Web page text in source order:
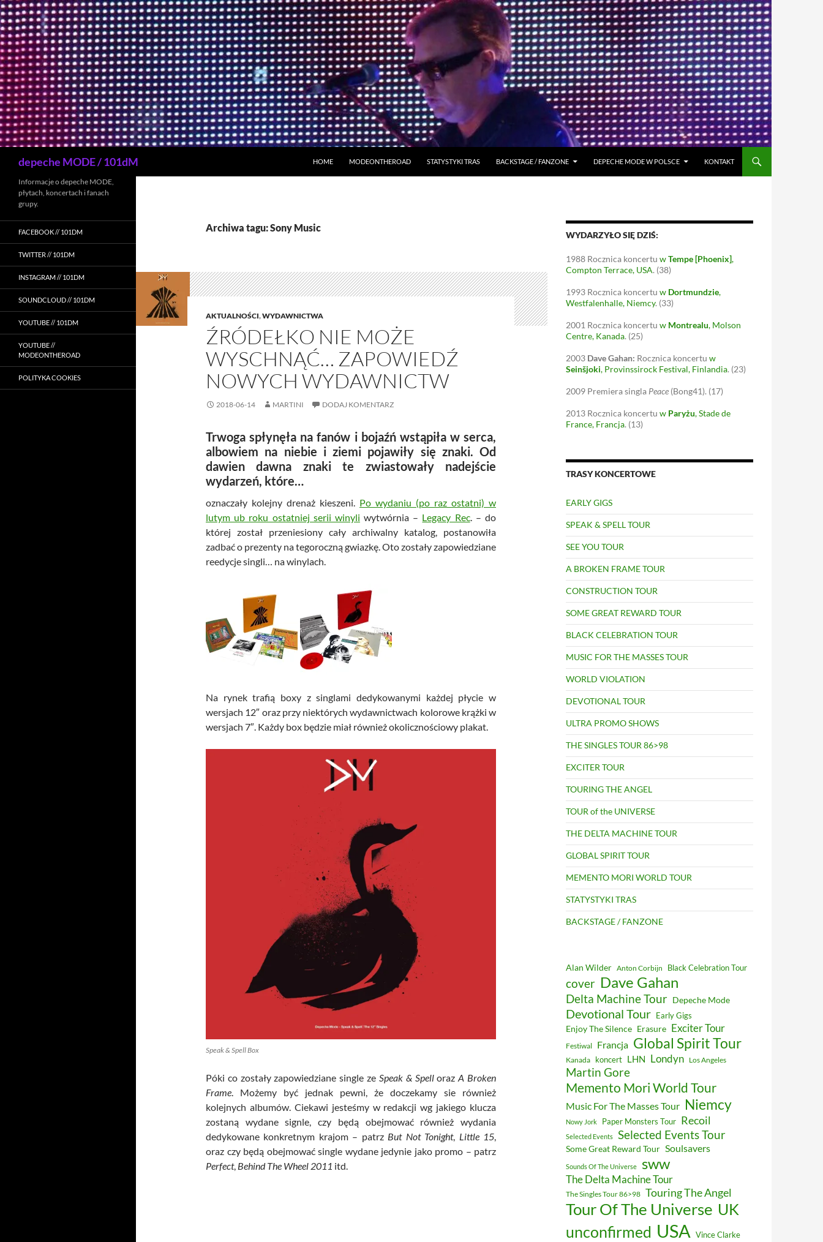
Przejdź
do
treści
depeche MODE / 101dM HOME MODEONTHEROAD STATYSTYKI TRAS BACKSTAGE / FANZONE DEPECHE MODE W POLSCE KONTAKT
Archiwa tagu: Sony Music
AKTUALNOŚCI,WYDAWNICTWA
ŹRÓDEŁKO NIE MOŻE
WYSCHNĄĆ… ZAPOWIEDŹ
NOWYCH WYDAWNICTW
2018-06-14 MARTINI DODAJ KOMENTARZ
Trwoga spłynęła na fanów i bojaźń wstąpiła w serca,
albowiem na niebie i ziemi pojawiły się znaki. Od
dawien dawna znaki te zwiastowały nadejście
wydarzeń, które…
oznaczały kolejny drenaż kieszeni. Po wydaniu (po raz ostatni) w
lutym ub roku ostatniej serii winyli wytwórnia – Legacy Rec. – do
której został przeniesiony cały archiwalny katalog, postanowiła
zadbać o prezenty na tegoroczną gwiazkę. Oto zostały zapowiedziane
reedycje singli… na winylach.
Na rynek trafią boxy z singlami dedykowanymi każdej płycie w
wersjach 12″ oraz przy niektórych wydawnictwach kolorowe krążki w
wersjach 7″. Każdy box będzie miał również okolicznościowy plakat.
Speak & Spell Box
Póki co zostały zapowiedziane single ze Speak & SpellorazA Broken
Frame. Możemy być jednak pewni, że doczekamy sie również
kolejnych albumów. Ciekawi jesteśmy w redakcji wg jakiego klucza
zostaną wydane signle, czy będą obejmować również wydania
dedykowane konkretnym krajom – patrz But Not Tonight, Little 15,
oraz czy będą obejmować single wydane jedynie jako promo – patrz
Perfect, Behind The Wheel 2011 itd.
WYDARZYŁO SIĘ DZIŚ:
1988 Rocznica koncertu wTempe [Phoenix],
Compton Terrace, USA. (38)
1993 Rocznica koncertu w Dortmundzie,
Westfalenhalle, Niemcy. (33)
2001 Rocznica koncertu w Montrealu, Molson
Centre, Kanada. (25)
2003 Dave Gahan: Rocznica koncertu w
Seinšjoki, Provinssirock Festival, Finlandia. (23)
2009 Premiera singla Peace (Bong41). (17)
2013 Rocznica koncertu w Paryżu, Stade de
France, Francja. (13)
TRASY KONCERTOWE
EARLY GIGS
SPEAK & SPELL TOUR
SEE YOU TOUR
A BROKEN FRAME TOUR
CONSTRUCTION TOUR
SOME GREAT REWARD TOUR
BLACK CELEBRATION TOUR
MUSIC FOR THE MASSES TOUR
WORLD VIOLATION
DEVOTIONAL TOUR
ULTRA PROMO SHOWS
THE SINGLES TOUR 86>98
EXCITER TOUR
TOURING THE ANGEL
TOUR of the UNIVERSE
THE DELTA MACHINE TOUR
GLOBAL SPIRIT TOUR
MEMENTO MORI WORLD TOUR
STATYSTYKI TRAS
BACKSTAGE / FANZONE
Alan Wilder Anton Corbijn Black Celebration Tour
cover Dave Gahan
Delta Machine Tour Depeche Mode
Devotional Tour Early Gigs
Enjoy The Silence Erasure Exciter Tour
Festiwal Francja Global Spirit Tour
Kanada koncert LHN Londyn Los Angeles
Martin Gore
Memento Mori World Tour
Music For The Masses Tour Niemcy
Nowy Jork Paper Monsters Tour Recoil
Selected Events Selected Events Tour
Some Great Reward Tour Soulsavers
Sounds Of The Universe sww
The Delta Machine Tour
The Singles Tour 86>98 Touring The Angel
Tour Of The Universe UK
unconfirmed USA Vince Clarke
Informacje o depeche MODE,
płytach, koncertach i fanach
grupy.
FACEBOOK // 101DM
TWITTER // 101DM
INSTAGRAM // 101DM
SOUNDCLOUD // 101DM
YOUTUBE // 101DM
YOUTUBE //
MODEONTHEROAD
POLITYKA COOKIES